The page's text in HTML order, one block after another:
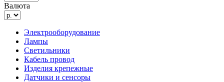
Валюта
Электрооборудование
Лампы
Светильники
Кабель провод
Изделия крепежные
Датчики и сенсоры